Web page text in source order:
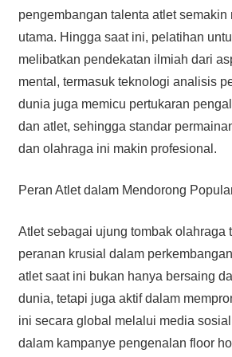
pengembangan talenta atlet semakin
utama. Hingga saat ini, pelatihan
melibatkan pendekatan ilmiah dari
mental, termasuk teknologi analisis
dunia juga memicu pertukaran
dan atlet, sehingga standar
dan olahraga ini makin profesional.
Peran Atlet dalam Mendorong
Atlet sebagai ujung tombak olahraga
peranan krusial dalam
atlet saat ini bukan hanya bersaing
dunia, tetapi juga aktif dalam
ini secara global melalui media
dalam kampanye pengenalan floor